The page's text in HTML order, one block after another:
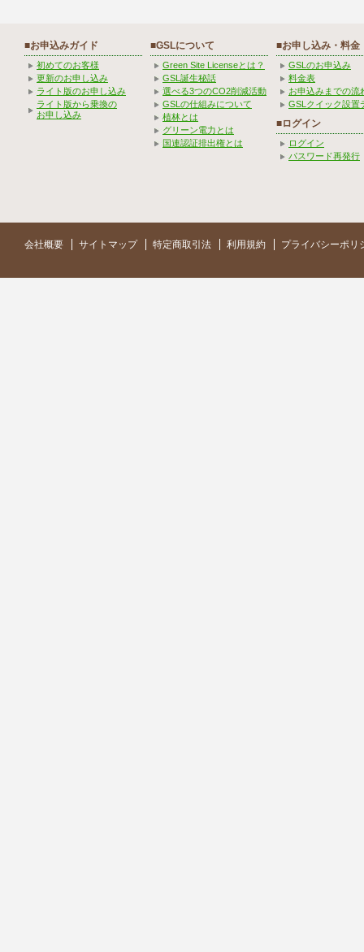
■お申込みガイド
初めてのお客様
更新のお申し込み
ライト版のお申し込み
ライト版から乗換の
お申し込み
■GSLについて
Green Site Licenseとは？
GSL誕生秘話
選べる3つのCO2削減活動
GSLの仕組みについて
植林とは
グリーン電力とは
国連認証排出権とは
■お申し込み・料金
GSLのお申込み
料金表
お申込みまでの流
GSLクイック設置
■ログイン
ログイン
パスワード再発行
会社概要 サイトマップ 特定商取引法 利用規約 プライバシーポリ